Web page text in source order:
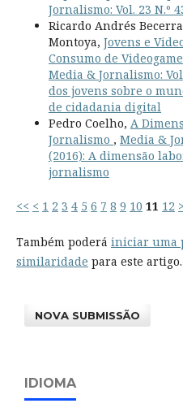
Jornalismo: Vol. 23 N.º
Ricardo Andrés
Montoya, Jovens e
Consumo de
Media & Jornalismo:
dos jovens sobre o
de cidadania digital
Pedro Coelho, A
Jornalismo , Media &
(2016): A dimensão
jornalismo
<< < 1 2 3 4 5 6 7 8 9 10 11 12 >
Também poderá iniciar uma
similaridade para este artigo.
NOVA SUBMISSÃO
IDIOMA